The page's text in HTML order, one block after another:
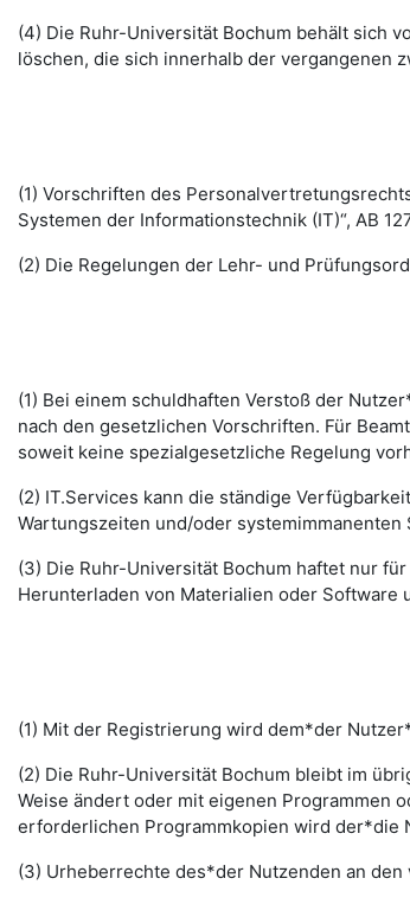
(4) Die Ruhr-Universität Bochum behält sich
löschen, die sich innerhalb der vergangenen
(1) Vorschriften des
Systemen der Informationstechnik (IT)“, AB
(2) Die Regelungen der Lehr- und
(1) Bei einem schuldhaften Verstoß der
nach den gesetzlichen Vorschriften. Für
soweit keine spezialgesetzliche Regelung
(2) IT.Services kann die ständige
Wartungszeiten und/oder
(3) Die Ruhr-Universität Bochum haftet nur
Herunterladen von Materialien oder Software
(1) Mit der Registrierung wird dem*der
(2) Die Ruhr-Universität Bochum bleibt im
Weise ändert oder mit eigenen Programmen
erforderlichen Programmkopien wird der*die
(3) Urheberrechte des*der Nutzenden an